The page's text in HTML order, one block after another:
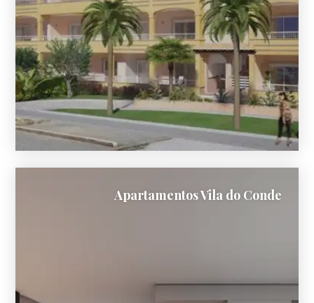
Apartamentos Vila do Conde